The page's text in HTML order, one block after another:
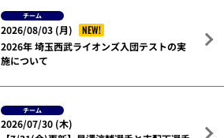
チーム
2026/08/03 (月)
NEW!
2026年 埼玉西武ライオンズ入団テストの実
施について
チーム
2026/07/30 (木)